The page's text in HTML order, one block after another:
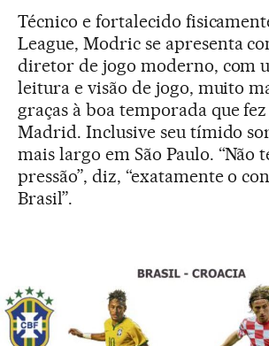
Técnico e fortalecido
League, Modric se apresenta
diretor de jogo moderno, com
leitura e visão de jogo, muito
graças à boa temporada que
Madrid. Inclusive seu tímido
mais largo em São Paulo. “Não
pressão”, diz, “exatamente o
Brasil”.